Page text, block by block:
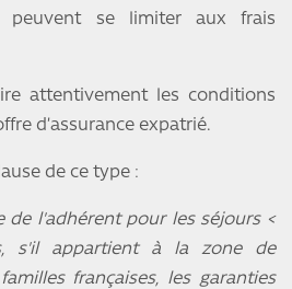
peuvent se limiter aux frais
attentivement les conditions
d’assurance expatrié.
de ce type :
de l'adhérent pour les séjours <
s'il appartient à la zone de
françaises, les garanties